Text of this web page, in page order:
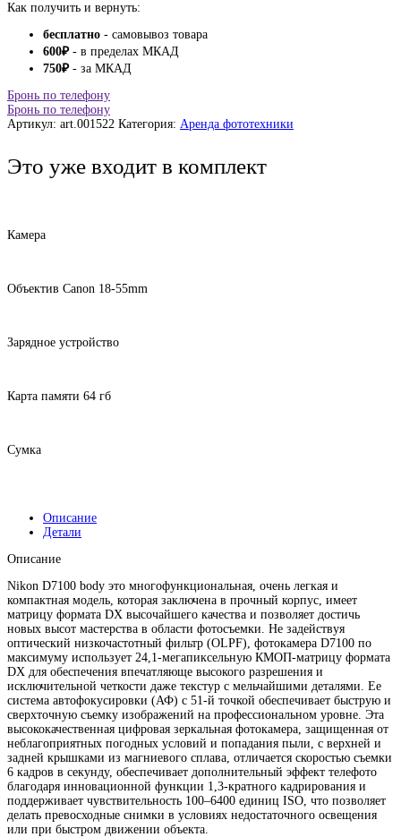
Как получить и вернуть:
бесплатно - самовывоз товара
600₽- в пределах МКАД
750₽- за МКАД
Бронь по телефону
Бронь по телефону
Артикул: art.001522 Категория: Аренда фототехники
Это уже входит в комплект
Камера
Объектив Canon 18-55mm
Зарядное устройство
Карта памяти 64 гб
Сумка
Описание
Детали
Описание
Nikon D7100 body это многофункциональная, очень легкая и
компактная модель, которая заключена в прочный корпус, имеет
матрицу формата DX высочайшего качества и позволяет достичь
новых высот мастерства в области фотосъемки. Не задействуя
оптический низкочастотный фильтр (OLPF), фотокамера D7100 по
максимуму использует 24,1-мегапиксельную КМОП-матрицу формата
DX для обеспечения впечатляюще высокого разрешения и
исключительной четкости даже текстур с мельчайшими деталями. Ее
система автофокусировки (АФ) с 51-й точкой обеспечивает быструю и
сверхточную съемку изображений на профессиональном уровне. Эта
высококачественная цифровая зеркальная фотокамера, защищенная от
неблагоприятных погодных условий и попадания пыли, с верхней и
задней крышками из магниевого сплава, отличается скоростью съемки
6 кадров в секунду, обеспечивает дополнительный эффект телефото
благодаря инновационной функции 1,3-кратного кадрирования и
поддерживает чувствительность 100–6400 единиц ISO, что позволяет
делать превосходные снимки в условиях недостаточного освещения
или при быстром движении объекта.